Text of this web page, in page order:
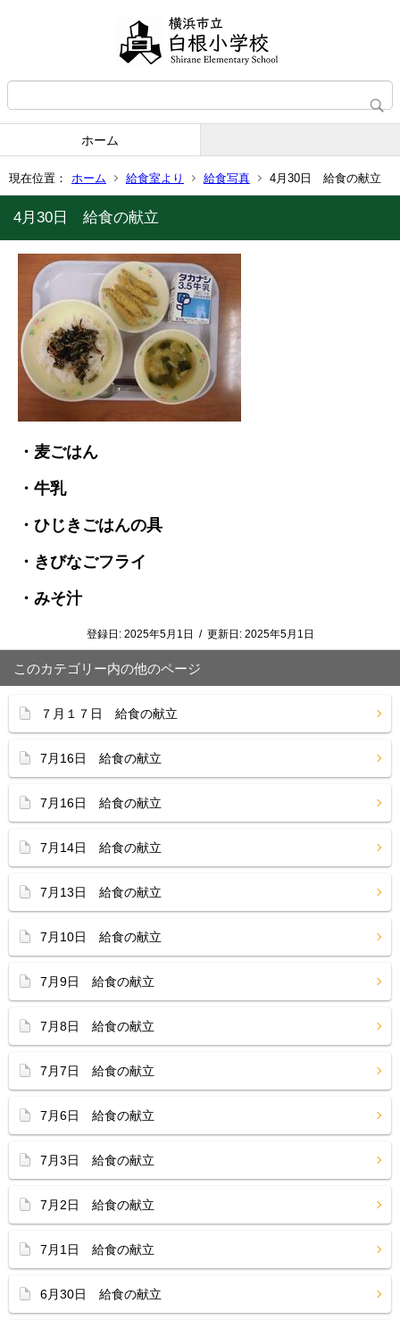
ホーム
現在位置： ホーム 給食室より 給食写真 4月30日 給食の献立
4月30日 給食の献立
・麦ごはん
・牛乳
・ひじきごはんの具
・きびなごフライ
・みそ汁
登録日: 2025年5月1日 / 更新日: 2025年5月1日
このカテゴリー内の他のページ
７月１７日 給食の献立
7月16日 給食の献立
7月16日 給食の献立
7月14日 給食の献立
7月13日 給食の献立
7月10日 給食の献立
7月9日 給食の献立
7月8日 給食の献立
7月7日 給食の献立
7月6日 給食の献立
7月3日 給食の献立
7月2日 給食の献立
7月1日 給食の献立
6月30日 給食の献立